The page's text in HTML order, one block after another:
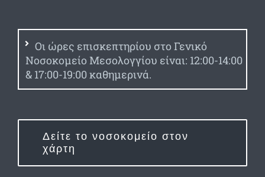
Οι ώρες επισκεπτηρίου στο Γενικό
Νοσοκομείο Μεσολογγίου είναι: 12:00-14:00
& 17:00-19:00 καθημερινά.
Δείτε το νοσοκομείο στον
χάρτη